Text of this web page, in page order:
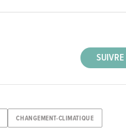
SUIVRE
CHANGEMENT-CLIMATIQUE